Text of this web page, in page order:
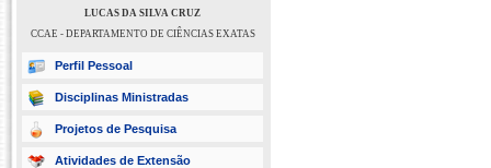
LUCAS DA SILVA CRUZ
CCAE - DEPARTAMENTO DE CIÊNCIAS EXATAS
Perfil Pessoal
Disciplinas Ministradas
Projetos de Pesquisa
Atividades de Extensão